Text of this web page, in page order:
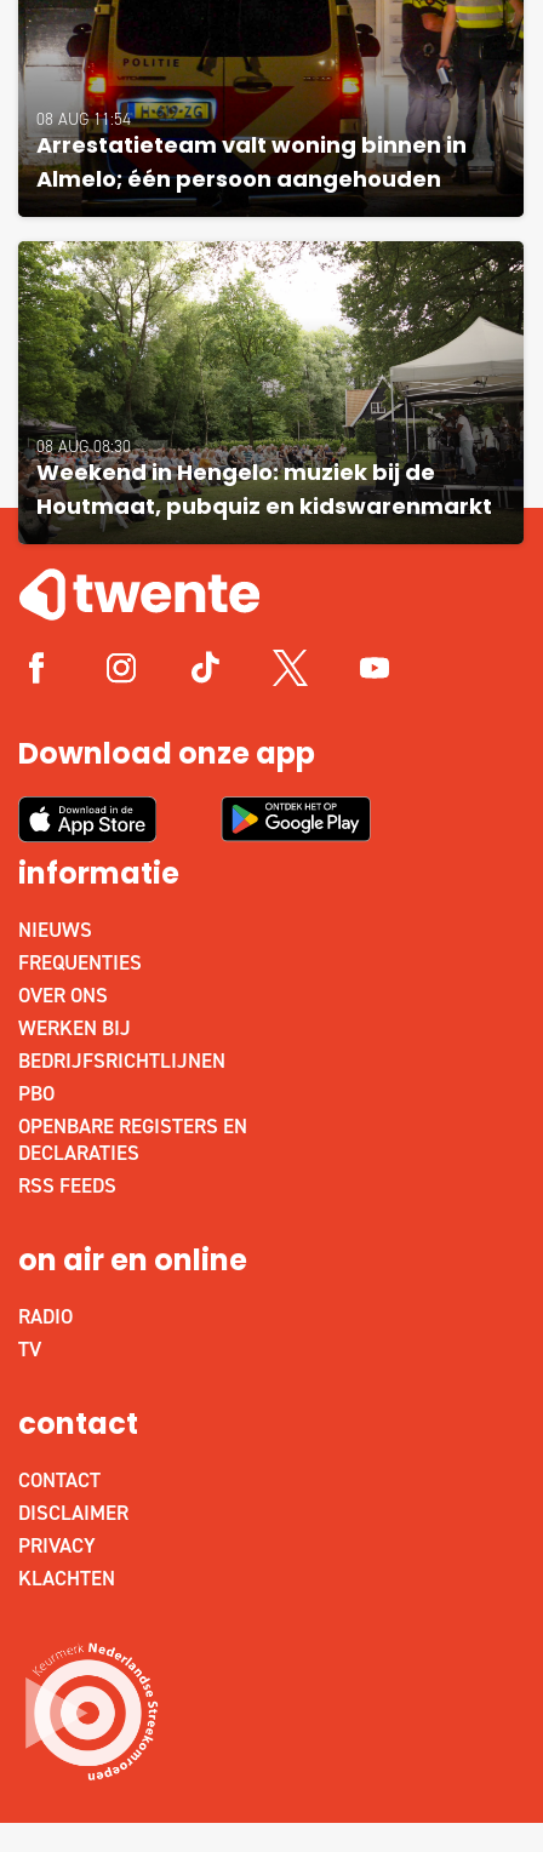
08 AUG 11:54
Arrestatieteam valt woning binnen in
Almelo; één persoon aangehouden
08 AUG 08:30
Weekend in Hengelo: muziek bij de
Houtmaat, pubquiz en kidswarenmarkt
Download onze app
informatie
NIEUWS
FREQUENTIES
OVER ONS
WERKEN BIJ
BEDRIJFSRICHTLIJNEN
PBO
OPENBARE REGISTERS EN
DECLARATIES
RSS FEEDS
on air en online
RADIO
TV
contact
CONTACT
DISCLAIMER
PRIVACY
KLACHTEN